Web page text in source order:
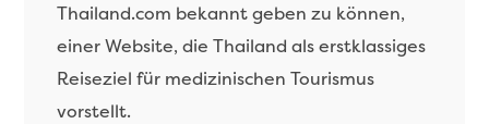
Thailand.com bekannt geben zu können,
einer Website, die Thailand als erstklassiges
Reiseziel für medizinischen Tourismus
vorstellt.